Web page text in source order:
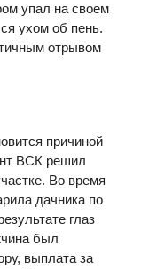
упал на своем
ухом об пень.
отрывом
причиной
ВСК решил
Во время
дачника по
глаз
был
выплата за